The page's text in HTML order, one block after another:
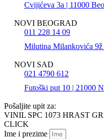
Cvijićeva 3a | 11000
NOVI BEOGRAD
011 228 14 09
Milutina Milankovića 9ž
NOVI SAD
021 4790 612
Futoški put 10 | 21000
Pošaljite upit za:
VINIL SPC 1073 HRAST
CLICK
Ime i prezime